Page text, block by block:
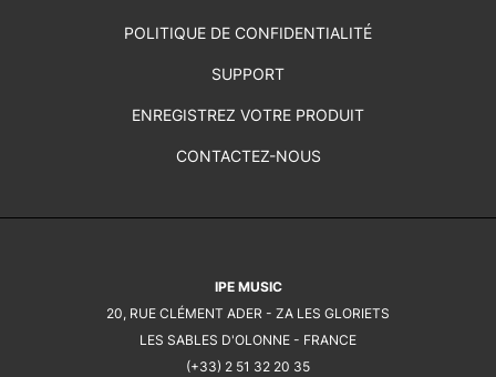
POLITIQUE DE CONFIDENTIALITÉ
SUPPORT
ENREGISTREZ VOTRE PRODUIT
CONTACTEZ-NOUS
IPE MUSIC
20, RUE CLÉMENT ADER - ZA LES GLORIETS
LES SABLES D'OLONNE - FRANCE
(+33) 2 51 32 20 35